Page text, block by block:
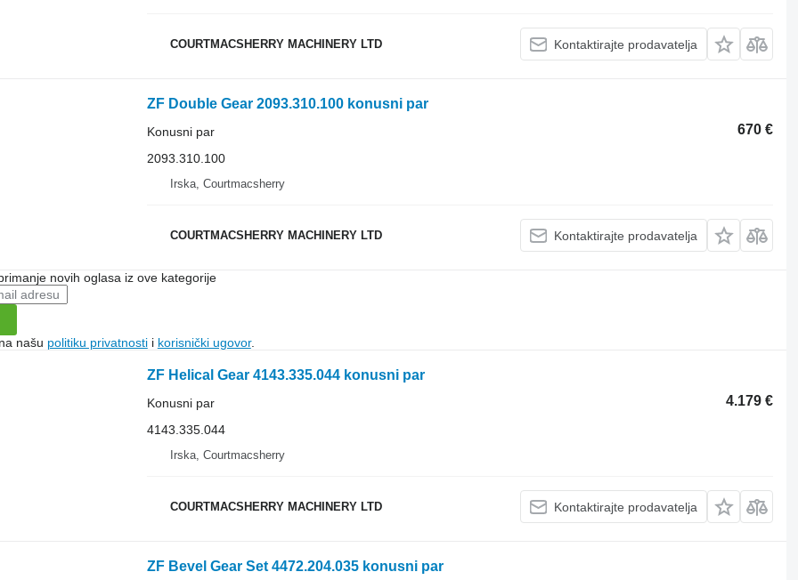
COURTMACSHERRY MACHINERY LTD Kontaktirajte prodavatelja
ZF Double Gear 2093.310.100 konusni par
670 €
Konusni par
2093.310.100
Irska, Courtmacsherry
COURTMACSHERRY MACHINERY LTD Kontaktirajte prodavatelja
novih oglasa iz ove kategorije
našu politiku privatnostii korisnički ugovor.
ZF Helical Gear 4143.335.044 konusni par
4.179 €
Konusni par
4143.335.044
Irska, Courtmacsherry
COURTMACSHERRY MACHINERY LTD Kontaktirajte prodavatelja
ZF Bevel Gear Set 4472.204.035 konusni par